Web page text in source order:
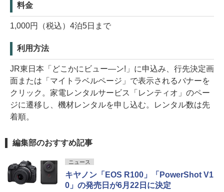
料金
1,000円（税込）4泊5日まで
利用方法
JR東日本「どこかにビュー―ン!」に申込み、行先決定画
面または「マイトラベルページ」で表示されるバナーを
クリック。家電レンタルサービス「レンティオ」のペー
ジに遷移し、機材レンタルを申し込む。レンタル数は先
着順。
編集部のおすすめ記事
ニュース
キヤノン「EOS R100」「PowerShot V1
0」の発売日が6月22日に決定